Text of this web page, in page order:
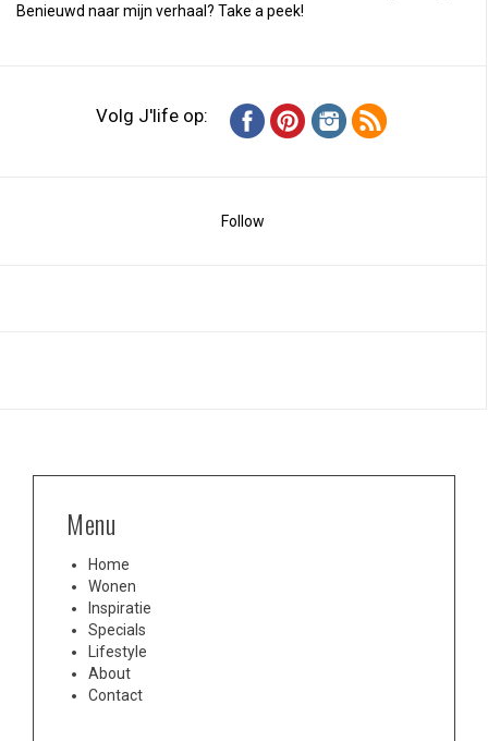
Benieuwd naar mijn verhaal? Take a peek!
Volg J'life op:
Follow
Menu
Home
Wonen
Inspiratie
Specials
Lifestyle
About
Contact